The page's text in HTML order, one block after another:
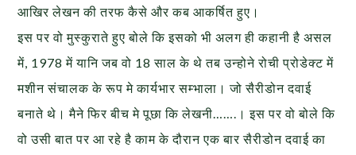
आखिर लेखन की तरफ कैसे और कब आकर्षित हुए।
इस पर वो मुस्कुराते हुए बोले कि इसको भी अलग ही कहानी है असल
में, 1978 में यानि जब वो 18 साल के थे तब उन्होने रोची प्रोडेक्ट में
मशीन संचालक के रूप मे कार्यभार सम्भाला। जो सैरीडोन दवाई
बनाते थे। मैने फिर बीच मे पूछा कि लेखनी…….। इस पर वो बोले कि
वो उसी बात पर आ रहे है काम के दौरान एक बार सैरीडोन दवाई का